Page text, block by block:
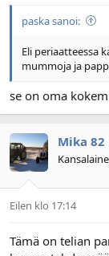
paska sanoi:
Eli periaatteessa
mummoja ja
se on oma
Mika 82
Eilen klo 17:14
Tämä on telian